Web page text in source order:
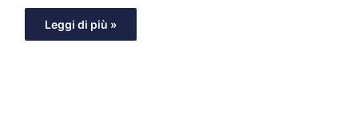
Leggi di più »